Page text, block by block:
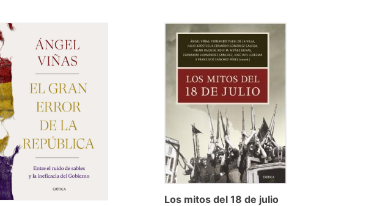
Los mitos del 18 de julio